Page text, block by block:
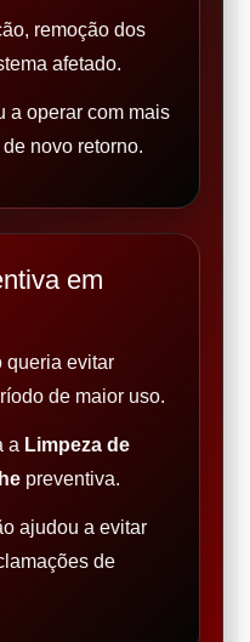
remoção dos
afetado.
a operar com mais
novo retorno.
em
queria evitar
de maior uso.
a Limpeza de
preventiva.
ajudou a evitar
de